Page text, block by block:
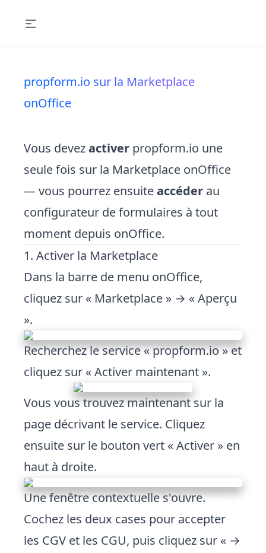
propform.io sur la Marketplace
onOffice
Vous devezactiver propform.io une
seule fois sur la Marketplace onOffice
— vous pourrez ensuiteaccéder au
configurateur de formulaires à tout
moment depuis onOffice.
1. Activer la Marketplace
Dans la barre de menu onOffice,
cliquez sur « Marketplace » → « Aperçu
».
Recherchez le service « propform.io » et
cliquez sur « Activer maintenant ».
Vous vous trouvez maintenant sur la
page décrivant le service. Cliquez
ensuite sur le bouton vert « Activer » en
haut à droite.
Une fenêtre contextuelle s'ouvre.
Cochez les deux cases pour accepter
les CGV et les CGU, puis cliquez sur « →